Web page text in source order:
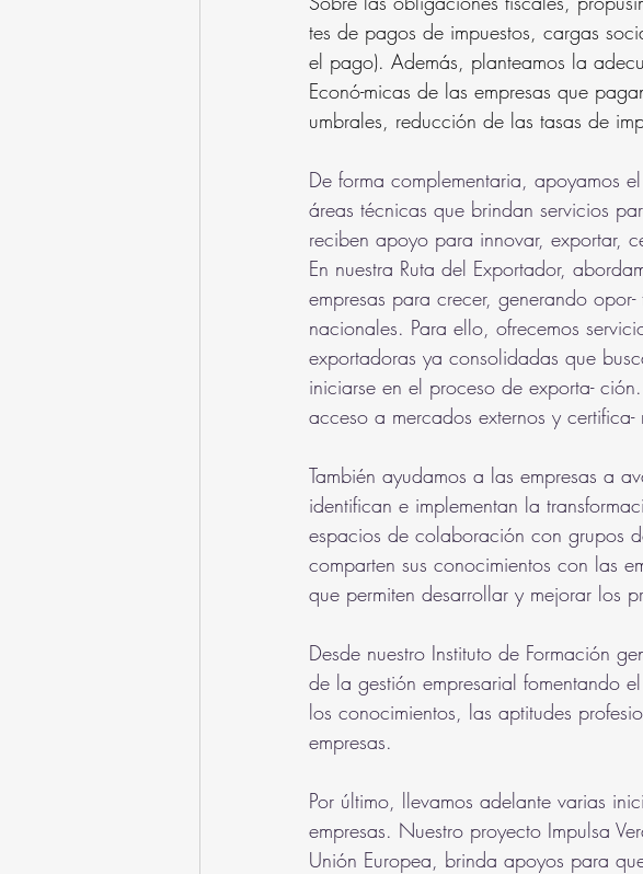
tes de pagos de impuestos, cargas
el pago). Además, planteamos la
Econó-micas de las empresas que
umbrales, reducción de las tasas de
De forma complementaria, apoyamos
áreas técnicas que brindan servicios
reciben apoyo para innovar, exportar,
En nuestra Ruta del Exportador,
empresas para crecer, generando
nacionales. Para ello, ofrecemos
exportadoras ya consolidadas que
iniciarse en el proceso de exporta-
acceso a mercados externos y
También ayudamos a las empresas a
identifican e implementan la
espacios de colaboración con grupos
comparten sus conocimientos con las
que permiten desarrollar y mejorar los
Desde nuestro Instituto de Formación
de la gestión empresarial fomentando
los conocimientos, las aptitudes
empresas.
Por último, llevamos adelante varias
empresas. Nuestro proyecto Impulsa
Unión Europea, brinda apoyos para